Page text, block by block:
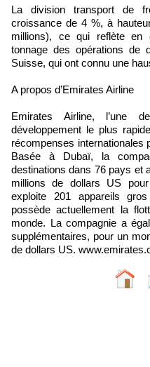
La division transport de
croissance de 4 %, à
millions), ce qui reflète en
tonnage des opérations de
Suisse, qui ont connu une
A propos d’Emirates Airline
Emirates Airline, l’une
développement le plus
récompenses internationales
Basée à Dubaï, la
destinations dans 76 pays et
millions de dollars US pour
exploite 201 appareils
possède actuellement la
monde. La compagnie a
supplémentaires, pour un
de dollars US.